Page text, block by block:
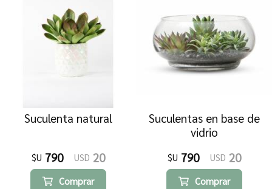
Suculenta natural
$U 790 USD 20
Comprar
Suculentas en base de
vidrio
$U 790 USD 20
Comprar